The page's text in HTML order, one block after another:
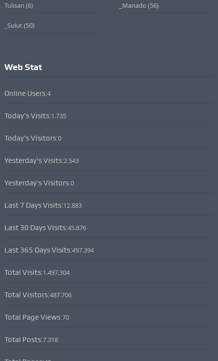
Tulisan (6) _Manado (56)
_Sulut(50)
Web Stat
Online Users:4
Today's Visits:1.735
Today's Visitors:0
Yesterday's Visits:2.543
Yesterday's Visitors:0
Last 7 Days Visits:12.883
Last 30 Days Visits:45.876
Last 365 Days Visits:497.394
Total Visits:1.497.304
Total Visitors:487.706
Total Page Views:70
Total Posts:7.318